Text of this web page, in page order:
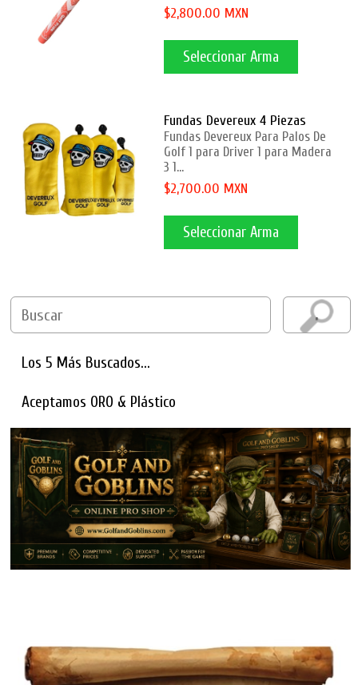
$2,800.00 MXN
Seleccionar Arma
Fundas Devereux 4 Piezas
Fundas Devereux Para Palos De
Golf 1 para Driver 1 para Madera
3 1...
$2,700.00 MXN
Seleccionar Arma
Los 5 Más Buscados...
Aceptamos ORO & Plástico